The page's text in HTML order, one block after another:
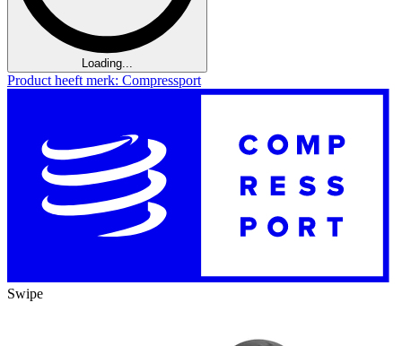
Loading...
Product heeft merk: Compressport
Swipe